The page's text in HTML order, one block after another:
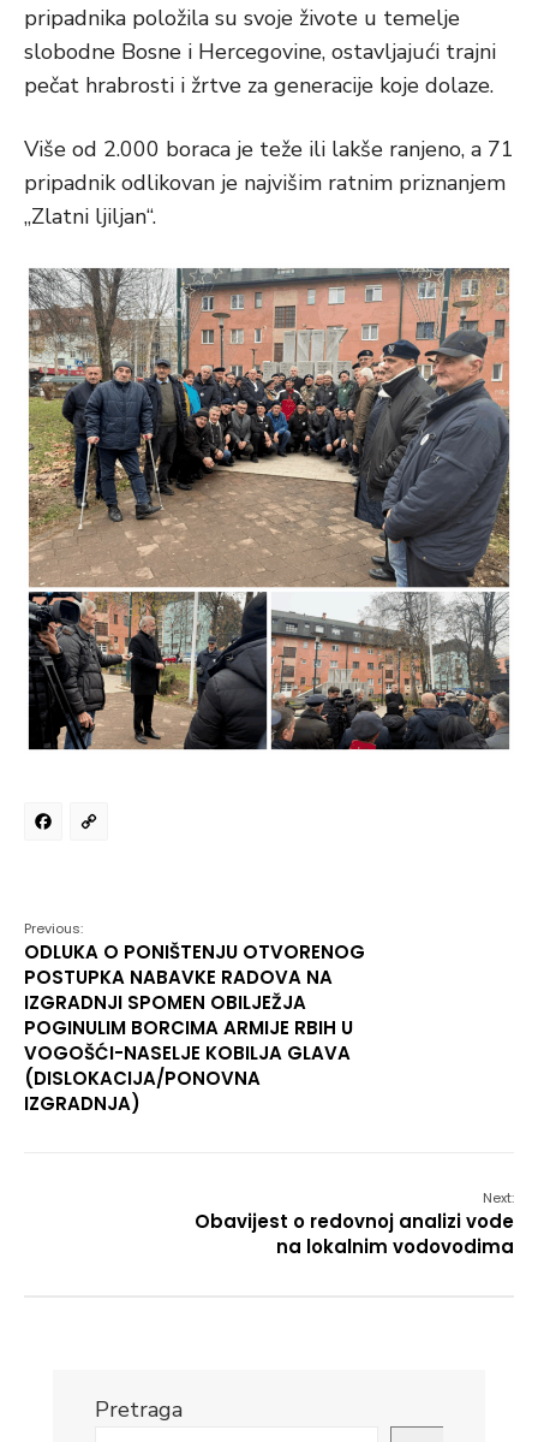
pripadnika položila su svoje živote u temelje
slobodne Bosne i Hercegovine, ostavljajući trajni
pečat hrabrosti i žrtve za generacije koje dolaze.
Više od 2.000 boraca je teže ili lakše ranjeno, a 71
pripadnik odlikovan je najvišim ratnim priznanjem
„Zlatni ljiljan“.
Facebook
Previous:
ODLUKA O PONIŠTENJU OTVORENOG
POSTUPKA NABAVKE RADOVA NA
IZGRADNJI SPOMEN OBILJEŽJA
POGINULIM BORCIMA ARMIJE RBIH U
VOGOŠĆI-NASELJE KOBILJA GLAVA
(DISLOKACIJA/PONOVNA
IZGRADNJA)
Next:
Obavijest o redovnoj analizi vode
na lokalnim vodovodima
Pretraga